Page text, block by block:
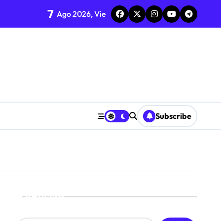
semana
7 Ago 2026, Vie
Subscribe
Buscar